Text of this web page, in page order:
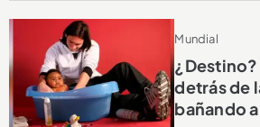
Mundial
detrás de
bañando